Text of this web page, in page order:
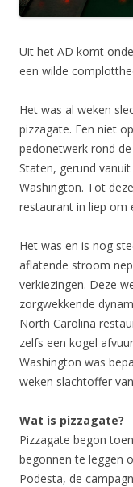
Uit het AD komt
een wilde
Het was al weken
pizzagate. Een niet
pedonetwerk rond
Staten, gerund
Washington. Tot
restaurant in liep om
Het was en is nog
aflatende stroom
verkiezingen. Deze
zorgwekkende
North Carolina
zelfs een kogel
Washington was
weken slachtoffer
Wat is pizzagate?
Pizzagate begon
begonnen te leggen
Podesta, de